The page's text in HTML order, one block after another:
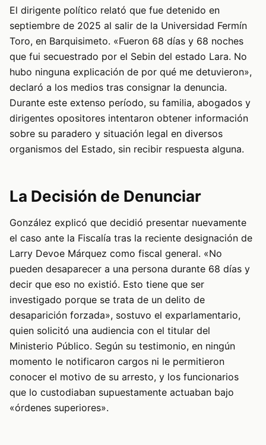
El dirigente político relató que fue detenido en
septiembre de 2025 al salir de la Universidad Fermín
Toro, en Barquisimeto. «Fueron 68 días y 68 noches
que fui secuestrado por el Sebin del estado Lara. No
hubo ninguna explicación de por qué me detuvieron»,
declaró a los medios tras consignar la denuncia.
Durante este extenso período, su familia, abogados y
dirigentes opositores intentaron obtener información
sobre su paradero y situación legal en diversos
organismos del Estado, sin recibir respuesta alguna.
La Decisión de Denunciar
González explicó que decidió presentar nuevamente
el caso ante la Fiscalía tras la reciente designación de
Larry Devoe Márquez como fiscal general. «No
pueden desaparecer a una persona durante 68 días y
decir que eso no existió. Esto tiene que ser
investigado porque se trata de un delito de
desaparición forzada», sostuvo el exparlamentario,
quien solicitó una audiencia con el titular del
Ministerio Público. Según su testimonio, en ningún
momento le notificaron cargos ni le permitieron
conocer el motivo de su arresto, y los funcionarios
que lo custodiaban supuestamente actuaban bajo
«órdenes superiores».